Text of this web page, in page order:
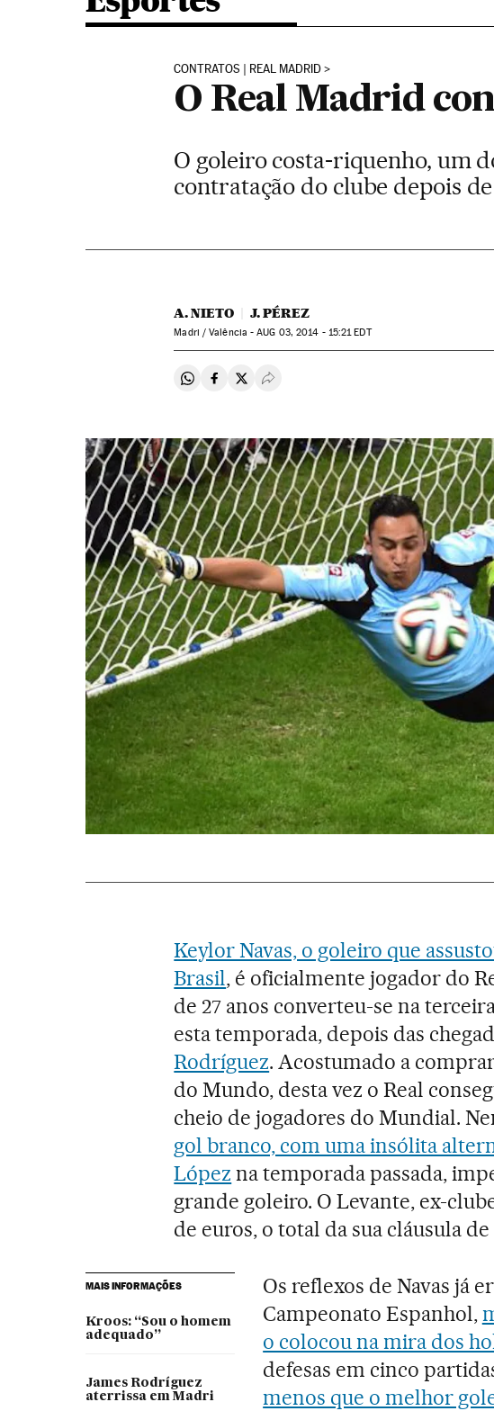
CONTRATOS | REAL MADRID
O Real Madrid
O goleiro costa-riquenho, um
contratação do clube depois
A. NIETO J. PÉREZ
Madri / Valência -AUG 03, 2014 - 15:21EDT
Compartir en Whatsapp
Compartir en Facebook
Compartir en Twitter
Desplegar Redes Sociales
Keylor Navas, o goleiro que
Brasil, é oficialmente jogador do
de 27 anos converteu-se na
esta temporada, depois das
Rodríguez. Acostumado a
do Mundo, desta vez o Real
cheio de jogadores do Mundial.
gol branco, com uma insólita
López na temporada passada,
grande goleiro. O Levante, ex-
de euros, o total da sua cláusula de
MAIS INFORMAÇÕES
Kroos: “Sou o homem
adequado”
James Rodríguez
aterrissa em Madri
Os reflexos de Navas já
Campeonato Espanhol,
o colocou na mira dos
defesas em cinco
menos que o melhor